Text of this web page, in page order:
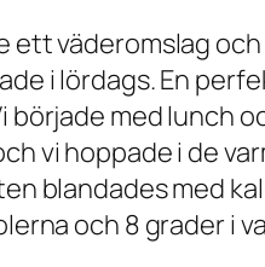
ett väderomslag
i lördags. En
började med lunch
vi hoppade i de
blandades med
och 8 grader i